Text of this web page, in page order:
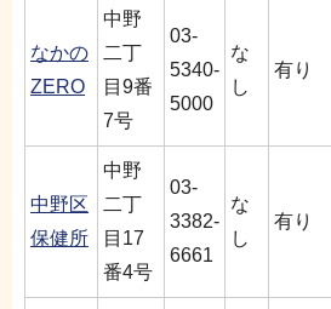
なかの
ZERO
中野
二丁
目9番
7号
03-
5340-
5000
な
し
有り
中野区
保健所
中野
二丁
目17
番4号
03-
3382-
6661
な
し
有り